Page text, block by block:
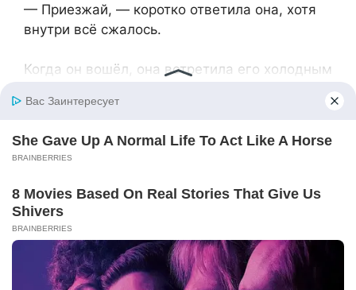
— Приезжай, — коротко ответила она, хотя
внутри всё сжалось.
Когда он вошёл, она встретила его холодным
отвернулась.
— Ты права, — начал он, опускаясь на край
тебе. Но эти истории… они меня запугали. Я
боялся оказаться таким же, как Игнат.
— И что? — её голос звучал тихо, но каждый
звук был пропитан болью. — Разве можно